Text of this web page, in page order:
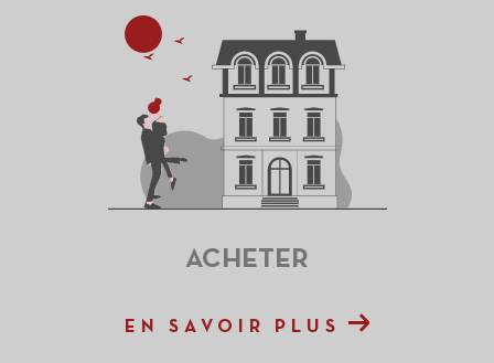
ACHETER
EN SAVOIR PLUS